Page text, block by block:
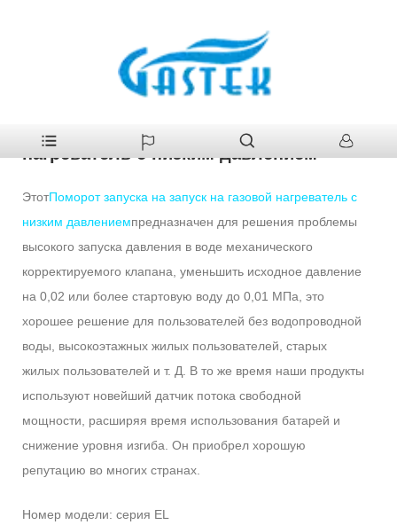
>
запуск на газовой нагреватель с низким давлением
нагреватель с низким давлением
ЭтотПоморот запуска на запуск на газовой нагреватель с
низким давлениемпредназначен для решения проблемы
высокого запуска давления в воде механического
корректируемого клапана, уменьшить исходное давление
на 0,02 или более стартовую воду до 0,01 МПа, это
хорошее решение для пользователей без водопроводной
воды, высокоэтажных жилых пользователей, старых
жилых пользователей и т. Д. В то же время наши продукты
используют новейший датчик потока свободной
мощности, расширяя время использования батарей и
снижение уровня изгиба. Он приобрел хорошую
репутацию во многих странах.
Номер модели: серия EL